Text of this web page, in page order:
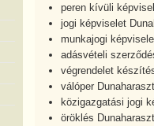
peren kívüli
jogi képviselet
munkajogi
adásvételi
végrendelet
válóper
közigazgatási jogi
öröklés